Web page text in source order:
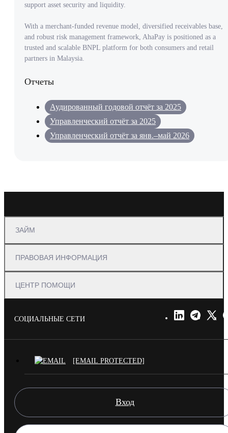
support asset security and liquidity.
With a merchant-funded revenue model, diversified receivables base,
and robust risk management framework, AhaPay is positioned as a
trusted and scalable BNPL platform for both consumers and retail
partners in Malaysia.
Отчеты
Аудированный годовой отчёт за 2025
Управленческий отчёт за 2025
Управленческий отчёт за янв.–май 2026
ЗАЙМ
ПРАВОВАЯ ИНФОРМАЦИЯ
ЦЕНТР ПОМОЩИ
СОЦИАЛЬНЫЕ СЕТИ
[EMAIL PROTECTED]
Вход